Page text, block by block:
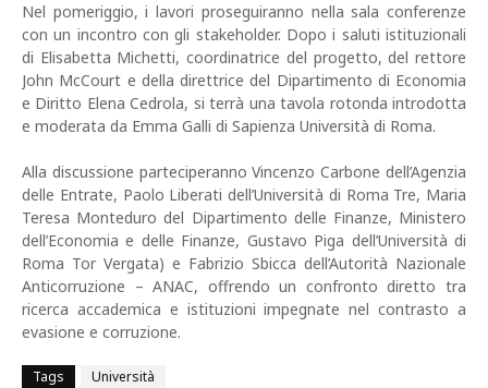
Nel pomeriggio, i lavori proseguiranno nella sala conferenze
con un incontro con gli stakeholder. Dopo i saluti istituzionali
di Elisabetta Michetti, coordinatrice del progetto, del rettore
John McCourt e della direttrice del Dipartimento di Economia
e Diritto Elena Cedrola, si terrà una tavola rotonda introdotta
e moderata da Emma Galli di Sapienza Università di Roma.
Alla discussione parteciperanno Vincenzo Carbone dell’Agenzia
delle Entrate, Paolo Liberati dell’Università di Roma Tre, Maria
Teresa Monteduro del Dipartimento delle Finanze, Ministero
dell’Economia e delle Finanze, Gustavo Piga dell’Università di
Roma Tor Vergata) e Fabrizio Sbicca dell’Autorità Nazionale
Anticorruzione – ANAC, offrendo un confronto diretto tra
ricerca accademica e istituzioni impegnate nel contrasto a
evasione e corruzione.
Tags Università